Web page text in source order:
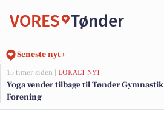
VORES Tønder
Seneste nyt ›
15 timer siden | LOKALT NYT
Yoga vender tilbage til Tønder Gymnastik
Forening